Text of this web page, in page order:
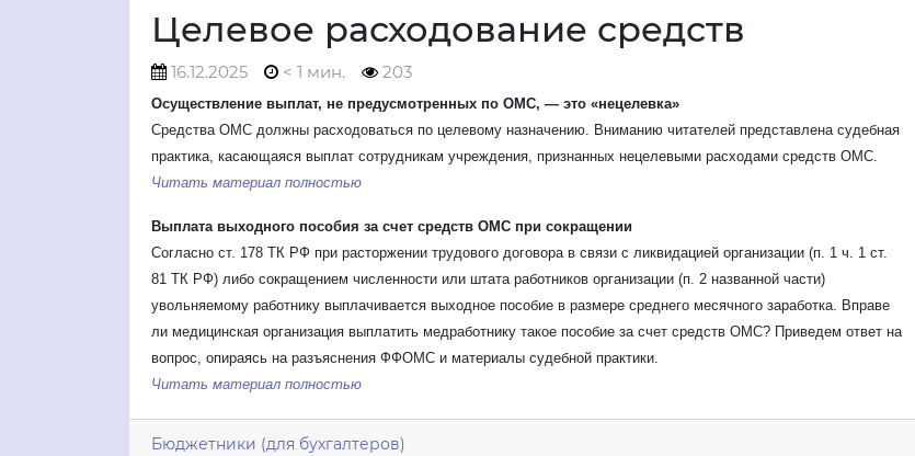
Целевое расходование средств
16.12.2025 < 1 мин. 203
Осуществление выплат, не предусмотренных по ОМС, — это «нецелевка»
Средства ОМС должны расходоваться по целевому назначению. Вниманию читателей представлена судебная
практика, касающаяся выплат сотрудникам учреждения, признанных нецелевыми расходами средств ОМС.
Читать материал полностью
Выплата выходного пособия за счет средств ОМС при сокращении
Согласно ст. 178 ТК РФ при расторжении трудового договора в связи с ликвидацией организации (п. 1 ч. 1 ст.
81 ТК РФ) либо сокращением численности или штата работников организации (п. 2 названной части)
увольняемому работнику выплачивается выходное пособие в размере среднего месячного заработка. Вправе
ли медицинская организация выплатить медработнику такое пособие за счет средств ОМС? Приведем ответ на
вопрос, опираясь на разъяснения ФФОМС и материалы судебной практики.
Читать материал полностью
Бюджетники (для бухгалтеров)